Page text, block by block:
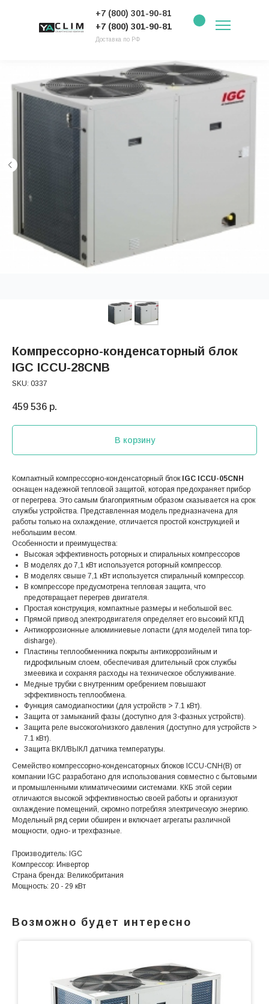
Доставка по РФ
+7 (800) 301-90-81
+7 (800) 301-90-81
Компрессорно-конденсаторный блок
IGC ICCU-28CNB
SKU: 0337
459 536 р.
В корзину
Компактный компрессорно-конденсаторный блок IGC ICCU-05CNH
оснащен надежной тепловой защитой, которая предохраняет прибор
от перегрева. Это самым благоприятным образом сказывается на срок
службы устройства. Представленная модель предназначена для
работы только на охлаждение, отличается простой конструкцией и
небольшим весом.
Особенности и преимущества:
Высокая эффективность роторных и спиральных компрессоров
В моделях до 7,1 кВт используется роторный компрессор.
В моделях свыше 7,1 кВт используется спиральный компрессор.
В компрессоре предусмотрена тепловая защита, что
предотвращает перегрев двигателя.
Простая конструкция, компактные размеры и небольшой вес.
Прямой привод электродвигателя определяет его высокий КПД
Антикоррозионные алюминиевые лопасти (для моделей типа top-
disharge).
Пластины теплообменника покрыты антикоррозийным и
гидрофильным слоем, обеспечивая длительный срок службы
змеевика и сохраняя расходы на техническое обслуживание.
Медные трубки с внутренним оребрением повышают
эффективность теплообмена.
Функция самодиагностики (для устройств > 7.1 кВт).
Защита от замыканий фазы (доступно для 3-фазных устройств).
Защита реле высокого/низкого давления (доступно для устройств >
7.1 кВт).
Защита ВКЛ/ВЫКЛ датчика температуры.
Семейство компрессорно-конденсаторных блоков ICCU-CNH(B) от
компании IGC разработано для использования совместно с бытовыми
и промышленными климатическими системами. ККБ этой серии
отличаются высокой эффективностью своей работы и организуют
охлаждение помещений, скромно потребляя электрическую энергию.
Модельный ряд серии обширен и включает агрегаты различной
мощности, одно- и трехфазные.
Производитель: IGC
Компрессор: Инвертор
Страна бренда: Великобритания
Мощность: 20 - 29 кВт
Возможно будет интересно